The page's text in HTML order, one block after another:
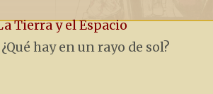
Tierra y el Espacio
¿Qué hay en un rayo de sol?